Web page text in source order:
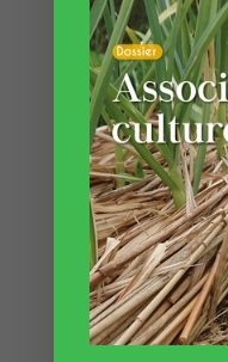
Utiliser
un